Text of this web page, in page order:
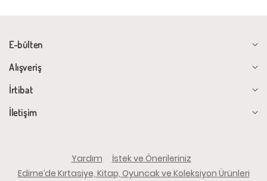
E-bülten
Alışveriş
İrtibat
İletişim
Yardım
İstek ve Önerileriniz
Edirne’de Kırtasiye, Kitap, Oyuncak ve Koleksiyon Ürünleri